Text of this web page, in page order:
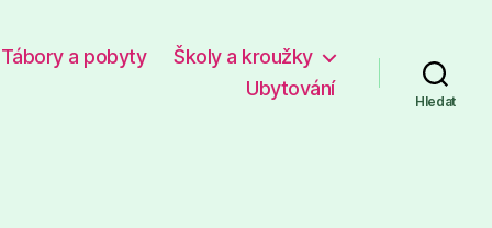
Tábory a pobyty
Školy a kroužky
Ubytování
Hledat